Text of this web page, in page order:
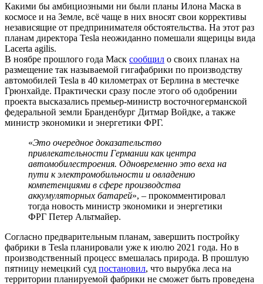
Какими бы амбициозными ни были планы Илона Маска в
космосе и на Земле, всё чаще в них вносят свои коррективы
независящие от предпринимателя обстоятельства. На этот раз
планам директора Tesla неожиданно помешали ящерицы вида
Lacerta agilis.
В ноябре прошлого года Маск сообщил о своих планах на
размещение так называемой гигафабрики по производству
автомобилей Tesla в 40 километрах от Берлина в местечке
Грюнхайде. Практически сразу после этого об одобрении
проекта высказались премьер-министр восточногерманской
федеральной земли Бранденбург Дитмар Войдке, а также
министр экономики и энергетики ФРГ.
«Это очередное доказательство
привлекательности Германии как центра
автомобилестроения. Одновременно это веха на
пути к электромобильности и овладению
компетенциями в сфере производства
аккумуляторных батарей», – прокомментировал
тогда новость министр экономики и энергетики
ФРГ Петер Альтмайер.
Согласно предварительным планам, завершить постройку
фабрики в Tesla планировали уже к июлю 2021 года. Но в
производственный процесс вмешалась природа. В прошлую
пятницу немецкий суд постановил, что вырубка леса на
территории планируемой фабрики не сможет быть проведена